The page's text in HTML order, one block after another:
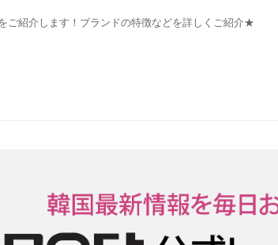
ご紹介します！ブランドの特徴などを詳しくご紹介★